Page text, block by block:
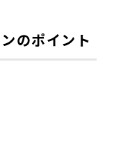
のポイント